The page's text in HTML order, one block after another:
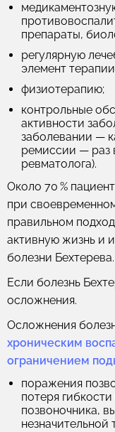
препараты,
регулярную
элемент
физиотерапию;
контрольные
активности
заболевании —
ремиссии — раз
ревматолога).
Около 70 %
при
правильном
активную жизнь и
болезни Бехтерева.
Если болезнь
осложнения.
Осложнения
хроническим
ограничением
поражения
потеря
позвоночника,
незначительной